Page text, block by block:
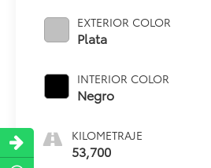
EXTERIOR COLOR
Plata
INTERIOR COLOR
Negro
KILOMETRAJE
53,700